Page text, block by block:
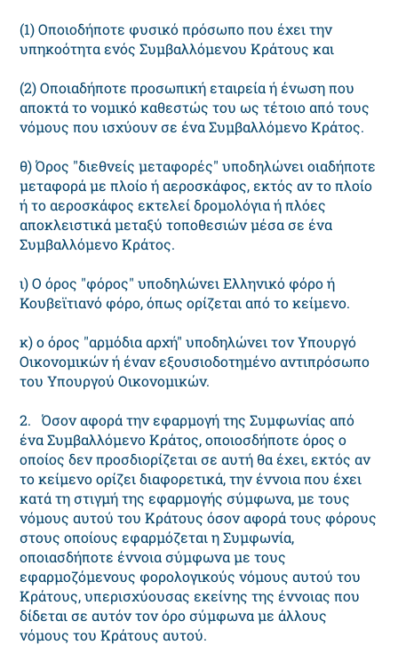
(1) Οποιοδήποτε φυσικό πρόσωπο που έχει την
υπηκοότητα ενός Συμβαλλόμενου Κράτους και
(2) Οποιαδήποτε προσωπική εταιρεία ή ένωση που
αποκτά το νομικό καθεστώς του ως τέτοιο από τους
νόμους που ισχύουν σε ένα Συμβαλλόμενο Κράτος.
θ) Όρος "διεθνείς μεταφορές" υποδηλώνει οιαδήποτε
μεταφορά με πλοίο ή αεροσκάφος, εκτός αν το πλοίο
ή το αεροσκάφος εκτελεί δρομολόγια ή πλόες
αποκλειστικά μεταξύ τοποθεσιών μέσα σε ένα
Συμβαλλόμενο Κράτος.
ι) Ο όρος "φόρος" υποδηλώνει Ελληνικό φόρο ή
Κουβεϊτιανό φόρο, όπως ορίζεται από το κείμενο.
κ) ο όρος "αρμόδια αρχή" υποδηλώνει τον Υπουργό
Οικονομικών ή έναν εξουσιοδοτημένο αντιπρόσωπο
του Υπουργού Οικονομικών.
2. Όσον αφορά την εφαρμογή της Συμφωνίας από
ένα Συμβαλλόμενο Κράτος, οποιοσδήποτε όρος ο
οποίος δεν προσδιορίζεται σε αυτή θα έχει, εκτός αν
το κείμενο ορίζει διαφορετικά, την έννοια που έχει
κατά τη στιγμή της εφαρμογής σύμφωνα, με τους
νόμους αυτού του Κράτους όσον αφορά τους φόρους
στους οποίους εφαρμόζεται η Συμφωνία,
οποιασδήποτε έννοια σύμφωνα με τους
εφαρμοζόμενους φορολογικούς νόμους αυτού του
Κράτους, υπερισχύουσας εκείνης της έννοιας που
δίδεται σε αυτόν τον όρο σύμφωνα με άλλους
νόμους του Κράτους αυτού.